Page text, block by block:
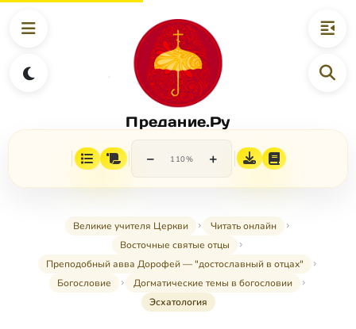
Предание.Ру
− 110% +
Великие учителя Церкви
Читать онлайн
Восточные святые отцы
Преподобный авва Дорофей — "достославный в отцах"
Богословие
Догматические темы в богословии
Эсхатология